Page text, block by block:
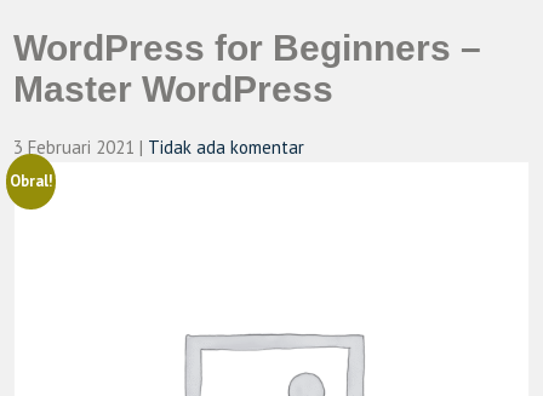
WordPress for Beginners –
Master WordPress
3 Februari 2021 | Tidak ada komentar
Obral!